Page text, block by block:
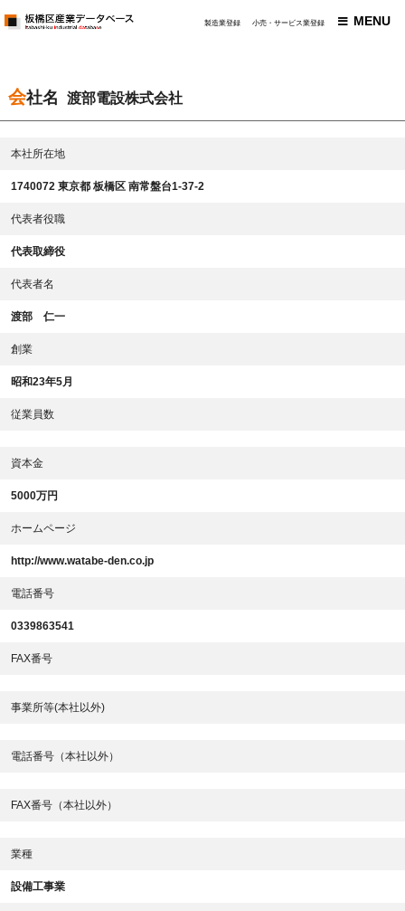
製造業登録 小売・サービス業登録 MENU
会社名 渡部電設株式会社
本社所在地
1740072 東京都 板橋区 南常盤台1-37-2
代表者役職
代表取締役
代表者名
渡部 仁一
創業
昭和23年5月
従業員数
資本金
5000万円
ホームページ
http://www.watabe-den.co.jp
電話番号
0339863541
FAX番号
事業所等(本社以外)
電話番号（本社以外）
FAX番号（本社以外）
業種
設備工事業